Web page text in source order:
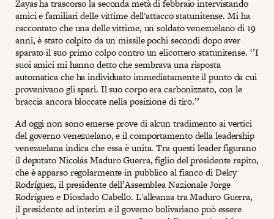
Zayas ha trascorso la seconda metà di febbraio intervistando
amici e familiari delle vittime dell'attacco statunitense. Mi ha
raccontato che una delle vittime, un soldato venezuelano di 19
anni, è stato colpito da un missile pochi secondi dopo aver
sparato il suo primo colpo contro un elicottero statunitense. ‘’I
suoi amici mi hanno detto che sembrava una risposta
automatica che ha individuato immediatamente il punto da cui
provenivano gli spari. Il suo corpo era carbonizzato, con le
braccia ancora bloccate nella posizione di tiro.’’
Ad oggi non sono emerse prove di alcun tradimento ai vertici
del governo venezuelano, e il comportamento della leadership
venezuelana indica che essa è unita. Tra questi leader figurano
il deputato Nicolás Maduro Guerra, figlio del presidente rapito,
che è apparso regolarmente in pubblico al fianco di Delcy
Rodríguez, il presidente dell’Assemblea Nazionale Jorge
Rodríguez e Diosdado Cabello. L'alleanza tra Maduro Guerra,
il presidente ad interim e il governo bolivariano può essere